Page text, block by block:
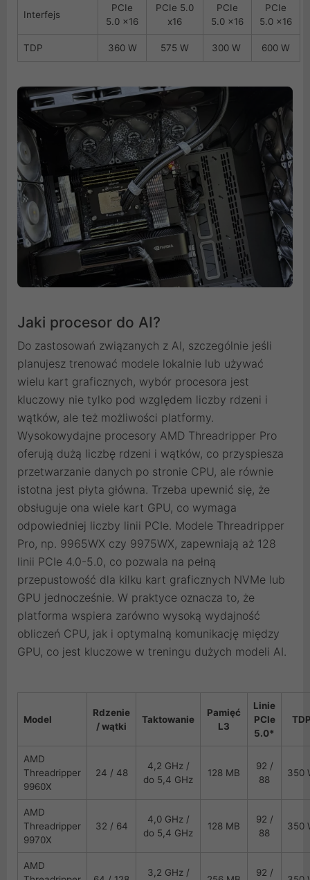
Interfejs
PCIe
5.0 x16
PCIe 5.0
x16
PCIe
5.0 x16
PCIe
5.0 x16
TDP 360 W 575 W 300 W 600 W
Jaki procesor do AI?
Do zastosowań związanych z AI, szczególnie jeśli
planujesz trenować modele lokalnie lub używać
wielu kart graficznych, wybór procesora jest
kluczowy nie tylko pod względem liczby rdzeni i
wątków, ale też możliwości platformy.
Wysokowydajne procesory AMD Threadripper Pro
oferują dużą liczbę rdzeni i wątków, co przyspiesza
przetwarzanie danych po stronie CPU, ale równie
istotna jest płyta główna. Trzeba upewnić się, że
obsługuje ona wiele kart GPU, co wymaga
odpowiedniej liczby linii PCIe. Modele Threadripper
Pro, np. 9965WX czy 9975WX, zapewniają aż 128
linii PCIe 4.0-5.0, co pozwala na pełną
przepustowość dla kilku kart graficznych NVMe lub
GPU jednocześnie. W praktyce oznacza to, że
platforma wspiera zarówno wysoką wydajność
obliczeń CPU, jak i optymalną komunikację między
GPU, co jest kluczowe w treningu dużych modeli AI.
Model
Rdzenie
/ wątki
Taktowanie
Pamięć
L3
Linie
PCIe
5.0*
AMD
Threadripper
9960X
24 / 48
4,2 GHz /
do 5,4 GHz
128 MB
92 /
88
350
AMD
Threadripper
9970X
32 / 64
4,0 GHz /
do 5,4 GHz
128 MB
92 /
88
350
AMD
3,2 GHz / 92 /